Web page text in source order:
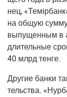
нец,
на общую
выпу­щен­ным в
дли­тель­ные
40 млрд тенге.
Дру­гие бан­ки
тель­ства.